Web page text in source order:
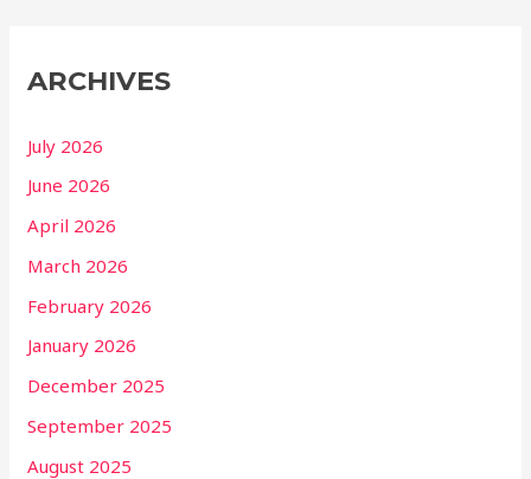
ARCHIVES
July 2026
June 2026
April 2026
March 2026
February 2026
January 2026
December 2025
September 2025
August 2025